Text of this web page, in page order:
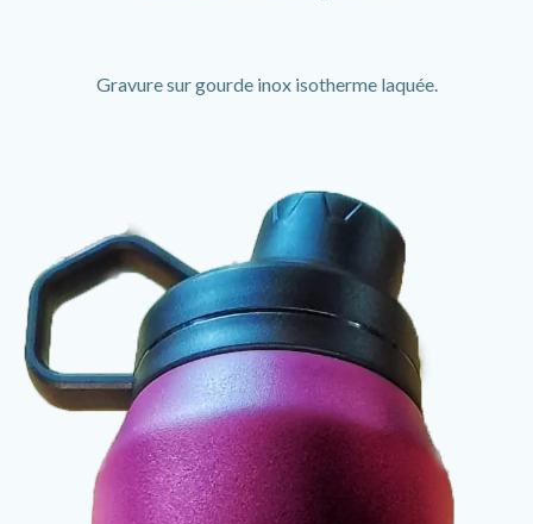
Gravure sur gourde inox isotherme laquée.